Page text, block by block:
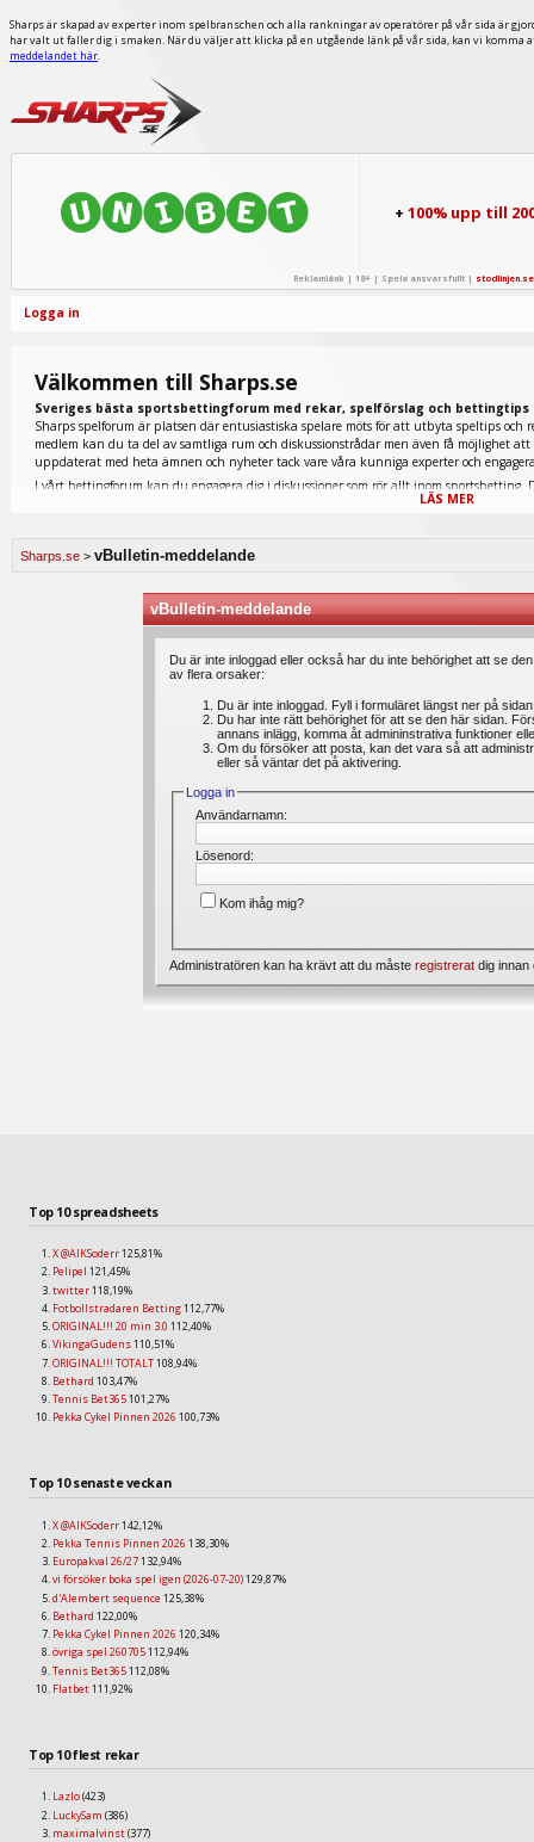
Sharps är skapad av experter inom spelbranschen och alla rankningar av operatörer på vår sida är
har valt ut faller dig i smaken. När du väljer att klicka på en utgående länk på vår sida, kan vi
meddelandet här.
+100% upp till
Reklamlänk | 18+ | Spela ansvarsfullt | stodlinjen.se
Logga in
Välkommen till Sharps.se
Sveriges bästa sportsbettingforum med rekar, spelförslag och bettingtips
Sharps spelforum är platsen där entusiastiska spelare möts för att utbyta speltips och
medlem kan du ta del av samtliga rum och diskussionstrådar men även få möjlighet
uppdaterat med heta ämnen och nyheter tack vare våra kunniga experter och
I vårt bettingforum kan du engagera dig i diskussioner som rör allt inom sportsbetting.
tennis finns representerade nedan men även extremt populära fantasy sports och e-
Vi lägger ständigt ut nya artiklar i vårt oddsforum där medlemmar kan läsa
förbättras. Välkommen!
Bli medlem gratishos oss och du kommer att få möjlighet att skapa trådar, skriva
LÄS MER
Sharps.se > vBulletin-meddelande
vBulletin-meddelande
Du är inte inloggad eller också har du inte behörighet att se
av flera orsaker:
Du är inte inloggad. Fyll i formuläret längst ner på
Du har inte rätt behörighet för att se den här sidan.
annans inlägg, komma åt admininstrativa funktioner
Om du försöker att posta, kan det vara så att
eller så väntar det på aktivering.
Logga in
Användarnamn:
Lösenord:
Kom ihåg mig?
Administratören kan ha krävt att du måste registrerat dig innan
Top 10 spreadsheets
X @AIKSoderr125,81%
Pelipel 121,45%
twitter118,19%
Fotbollstradaren Betting112,77%
ORIGINAL!!! 20 min 3.0 112,40%
VikingaGudens110,51%
ORIGINAL!!! TOTALT108,94%
Bethard 103,47%
Tennis Bet365101,27%
Pekka Cykel Pinnen 2026 100,73%
Top 10 senaste veckan
X @AIKSoderr142,12%
Pekka Tennis Pinnen 2026 138,30%
Europakval 26/27132,94%
vi försöker boka spel igen (2026-07-20)129,87%
d'Alembert sequence125,38%
Bethard 122,00%
Pekka Cykel Pinnen 2026 120,34%
övriga spel 260705112,94%
Tennis Bet365112,08%
Flatbet111,92%
Top 10 flest rekar
Lazlo(423)
LuckySam (386)
maximalvinst(377)